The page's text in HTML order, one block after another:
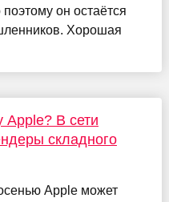
он остаётся
Хорошая
Apple? В сети
складного
Apple может